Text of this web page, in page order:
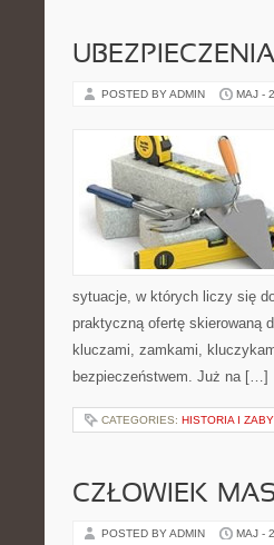
POSTED BY ADMIN MAJ -
sytuacje, w których liczy się
praktyczną ofertę skierowaną
kluczami, zamkami,
bezpieczeństwem. Już na […]
CATEGORIES: HISTORIA I
POSTED BY ADMIN MAJ -